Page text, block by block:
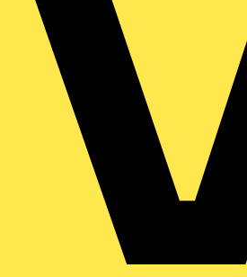
kaufel.germany@tnb.com
LBS 1) Scannen des Barcodes vor Ort
während der Installationsphase.
als Aufsatz eines PDA oder zum
von Sentara mobile 2 ver-
erfolgt die Eingabe des Leuchtentexts
Beim nächsten Online-
mobilen Kommunikationseinheit
können diese Tabellendaten ins
2) Barcodeaufkleber während der
riss mit Leuchtenspiegel
einkleben. Hierfür kann der
entfernt werden. Später im Büro
Barcodescanners, angeschlossen an
PC, ausgelesen werden.
des frei editierbaren Leuchtentexts
jeder Leuchte. 3) Bei